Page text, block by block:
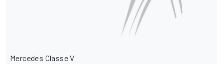
Mercedes Classe V